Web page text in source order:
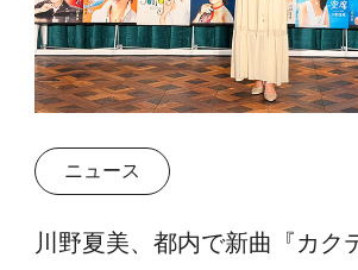
ニュース
川野夏美、都内で新曲『カク